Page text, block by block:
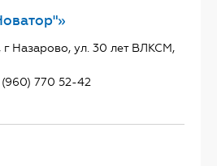
г Назарово, ул. 30 лет ВЛКСМ,
(960) 770 52-42